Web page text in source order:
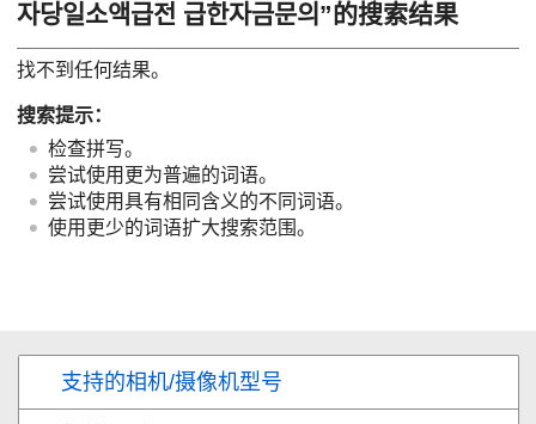
자당일소액급전 급한자금문의”的搜索结果
找不到任何结果。
搜索提示：
检查拼写。
尝试使用更为普遍的词语。
尝试使用具有相同含义的不同词语。
使用更少的词语扩大搜索范围。
支持的相机/摄像机型号